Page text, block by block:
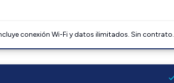
conexión Wi-Fi y datos ilimitados. Sin contrato.